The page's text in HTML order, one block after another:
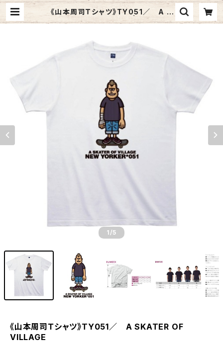
《山本周司Ｔシャツ》TY051／ A S
KATER OF VILLAGE | Graphic
1 /5
《山本周司Ｔシャツ》TY051／ A SKATER OF
VILLAGE